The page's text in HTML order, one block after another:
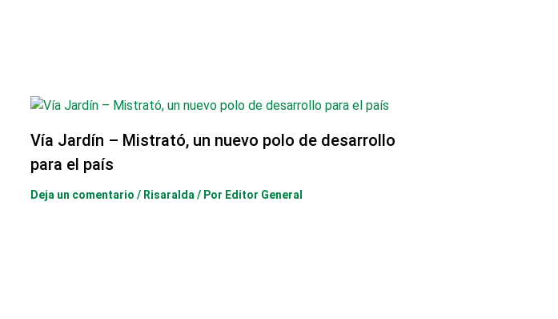
Vía Jardín – Mistrató, un nuevo polo de desarrollo
para el país
Deja un comentario / Risaralda / Por Editor General